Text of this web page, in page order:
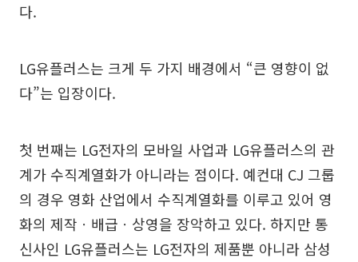
다.
LG유플러스는 크게 두 가지 배경에서 “큰 영향이 없
다”는 입장이다.
첫 번째는 LG전자의 모바일 사업과 LG유플러스의 관
계가 수직계열화가 아니라는 점이다. 예컨대 CJ 그룹
의 경우 영화 산업에서 수직계열화를 이루고 있어 영
화의 제작ㆍ배급ㆍ상영을 장악하고 있다. 하지만 통
신사인 LG유플러스는 LG전자의 제품뿐 아니라 삼성